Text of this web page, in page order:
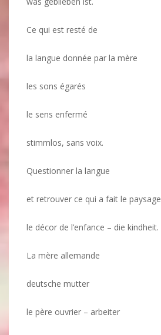
Ce qui est resté de
la langue donnée par la mère
les sons égarés
le sens enfermé
stimmlos, sans voix.
Questionner la langue
et retrouver ce qui a fait le paysage
le décor de l’enfance – die kindheit.
La mère allemande
deutsche mutter
le père ouvrier – arbeiter